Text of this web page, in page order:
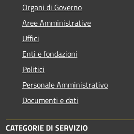
Organi di Governo
Aree Amministrative
Uffici
Enti e fondazioni
Politici
Personale Amministrativo
Documenti e dati
CATEGORIE DI SERVIZIO